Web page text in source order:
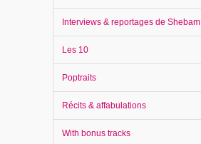
Interviews & reportages de Shebam
Les 10
Poptraits
Récits & affabulations
With bonus tracks